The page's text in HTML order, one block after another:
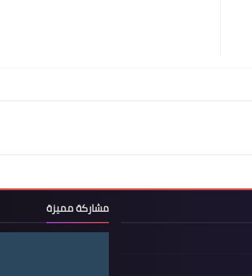
مشاركة مميزة